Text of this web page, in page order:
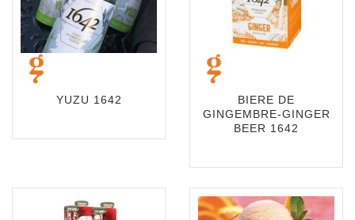
YUZU 1642
BIERE DE
GINGEMBRE-GINGER
BEER 1642